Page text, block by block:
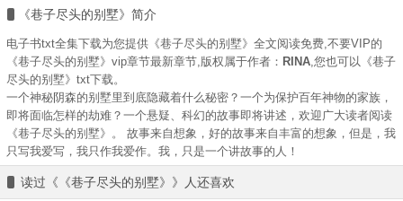
《巷子尽头的别墅》简介
电子书txt全集下载为您提供《巷子尽头的别墅》全文阅读免费,不要VIP的
《巷子尽头的别墅》vip章节最新章节,版权属于作者： RINA,您也可以《巷子
尽头的别墅》txt下载。
一个神秘阴森的别墅里到底隐藏着什么秘密？一个为保护百年神物的家族，
即将面临怎样的劫难？一个悬疑、科幻的故事即将讲述，欢迎广大读者阅读
《巷子尽头的别墅》。 故事来自想象，好的故事来自丰富的想象，但是，我
只写我爱写，我只作我爱作。我，只是一个讲故事的人！
读过《《巷子尽头的别墅》》人还喜欢